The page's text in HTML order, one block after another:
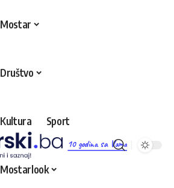
10 godina sa Vama
Mostar
Društvo
Kultura Sport
Mostarlook